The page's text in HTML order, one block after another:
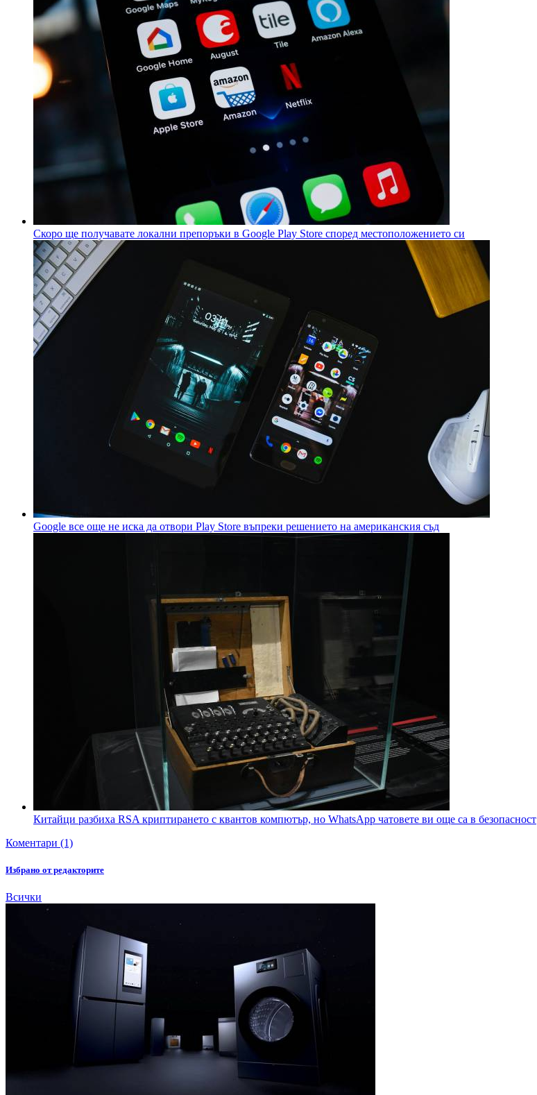
Скоро ще получавате локални препоръки в Google Play Store според местоположението си
Google все още не иска да отвори Play Store въпреки решението на американския съд
Китайци разбиха RSA криптирането с квантов компютър, но WhatsApp чатовете ви още са в безопасност
Коментари (1)
Избрано от редакторите
Всички